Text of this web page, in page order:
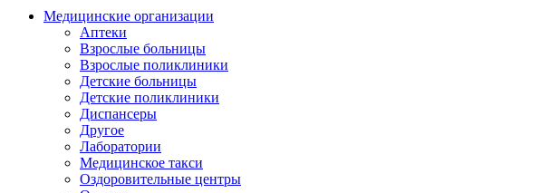
Медицинские организации
Аптеки
Взрослые больницы
Взрослые поликлиники
Детские больницы
Детские поликлиники
Диспансеры
Другое
Лаборатории
Медицинское такси
Оздоровительные центры